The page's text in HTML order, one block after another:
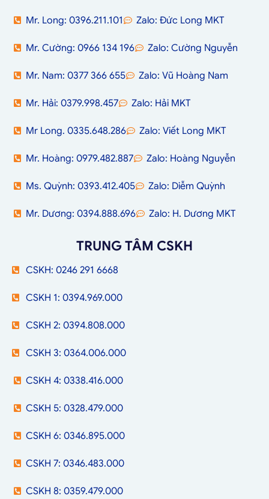
Mr. Long: 0396.211.101 Zalo: Đức Long MKT
Mr. Cường: 0966 134 196 Zalo: Cường Nguyễn
Mr. Nam: 0377 366 655 Zalo: Vũ Hoàng Nam
Mr. Hải: 0379.998.457 Zalo: Hải MKT
Mr Long. 0335.648.286 Zalo: Viết Long MKT
Mr. Hoàng: 0979.482.887 Zalo: Hoàng Nguyễn
Ms. Quỳnh: 0393.412.405 Zalo: Diễm Quỳnh
Mr. Dương: 0394.888.696 Zalo: H. Dương MKT
TRUNG TÂM CSKH
CSKH: 0246 291 6668
CSKH 1: 0394.969.000
CSKH 2: 0394.808.000
CSKH 3: 0364.006.000
CSKH 4: 0338.416.000
CSKH 5: 0328.479.000
CSKH 6: 0346.895.000
CSKH 7: 0346.483.000
CSKH 8: 0359.479.000